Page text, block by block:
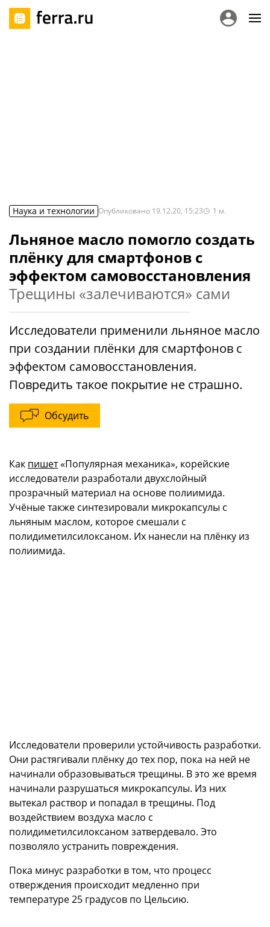
Наука и технологии Опубликовано 19.12.20, 15:23 1 м.
Льняное масло помогло создать
плёнку для смартфонов с
эффектом самовосстановления
Трещины «залечиваются» сами
Исследователи применили льняное масло
при создании плёнки для смартфонов с
эффектом самовосстановления.
Повредить такое покрытие не страшно.
Обсудить
Как пишет«Популярная механика», корейские
исследователи разработали двухслойный
прозрачный материал на основе полиимида.
Учёные также синтезировали микрокапсулы с
льняным маслом, которое смешали с
полидиметилсилоксаном. Их нанесли на плёнку из
полиимида.
Исследователи проверили устойчивость разработки.
Они растягивали плёнку до тех пор, пока на ней не
начинали образовываться трещины. В это же время
начинали разрушаться микрокапсулы. Из них
вытекал раствор и попадал в трещины. Под
воздействием воздуха масло с
полидиметилсилоксаном затвердевало. Это
позволяло устранить повреждения.
Пока минус разработки в том, что процесс
отверждения происходит медленно при
температуре 25 градусов по Цельсию.